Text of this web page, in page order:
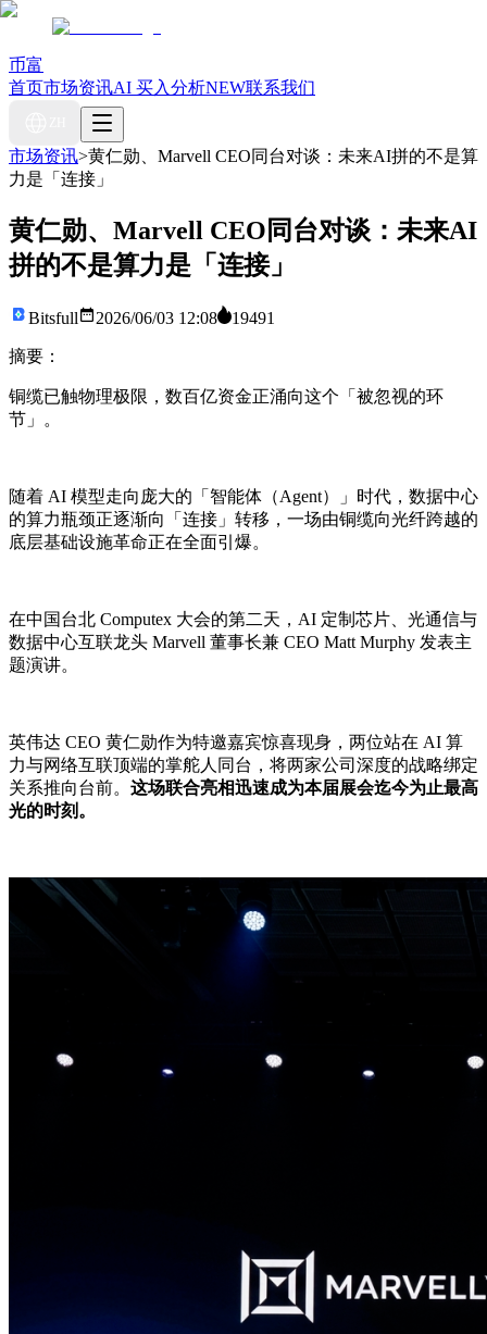
币富
首页市场资讯AI 买入分析NEW联系我们
市场资讯>黄仁勋、Marvell CEO同台对谈：未来AI拼的不是算
力是「连接」
黄仁勋、Marvell CEO同台对谈：未来AI
拼的不是算力是「连接」
Bitsfull 2026/06/03 12:08 19491
摘要：
铜缆已触物理极限，数百亿资金正涌向这个「被忽视的环
节」。
随着 AI 模型走向庞大的「智能体（Agent）」时代，数据中心
的算力瓶颈正逐渐向「连接」转移，一场由铜缆向光纤跨越的
底层基础设施革命正在全面引爆。
在中国台北 Computex 大会的第二天，AI 定制芯片、光通信与
数据中心互联龙头 Marvell 董事长兼 CEO Matt Murphy 发表主
题演讲。
英伟达 CEO 黄仁勋作为特邀嘉宾惊喜现身，两位站在 AI 算
力与网络互联顶端的掌舵人同台，将两家公司深度的战略绑定
关系推向台前。 这场联合亮相迅速成为本届展会迄今为止最高
光的时刻。